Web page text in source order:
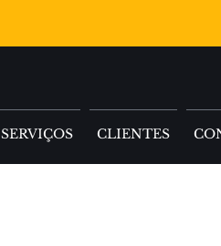
SERVIÇOS CLIENTES